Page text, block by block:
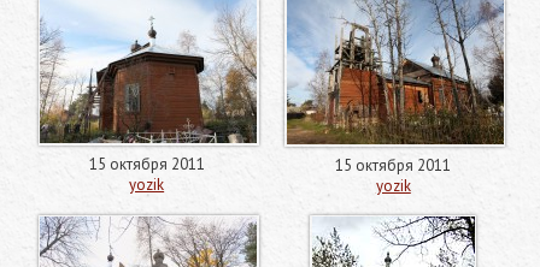
15 октября 2011
yozik
15 октября 2011
yozik